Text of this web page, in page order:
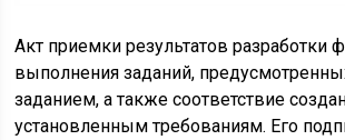
Акт приемки результатов разработки
выполнения заданий,
заданием, а также соответствие
установленным требованиям. Его